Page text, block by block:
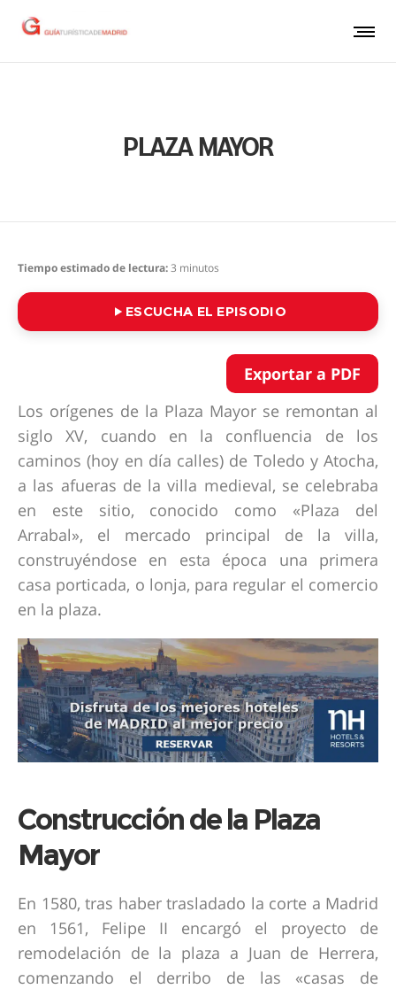
PLAZA MAYOR
Tiempo estimado de lectura:3 minutos
ESCUCHA EL EPISODIO
Exportar a PDF
Los orígenes de la Plaza Mayor se remontan al
siglo XV, cuando en la confluencia de los
caminos (hoy en día calles) de Toledo y Atocha,
a las afueras de la villa medieval, se celebraba
en este sitio, conocido como «Plaza del
Arrabal», el mercado principal de la villa,
construyéndose en esta época una primera
casa porticada, o lonja, para regular el comercio
en la plaza.
Construcción de la Plaza
Mayor
En 1580, tras haber trasladado la corte a Madrid
en 1561, Felipe II encargó el proyecto de
remodelación de la plaza a Juan de Herrera,
comenzando el derribo de las «casas de